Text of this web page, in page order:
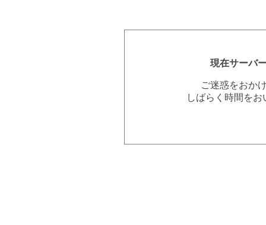
現在サーバ
ご迷惑をおか
しばらく時間を